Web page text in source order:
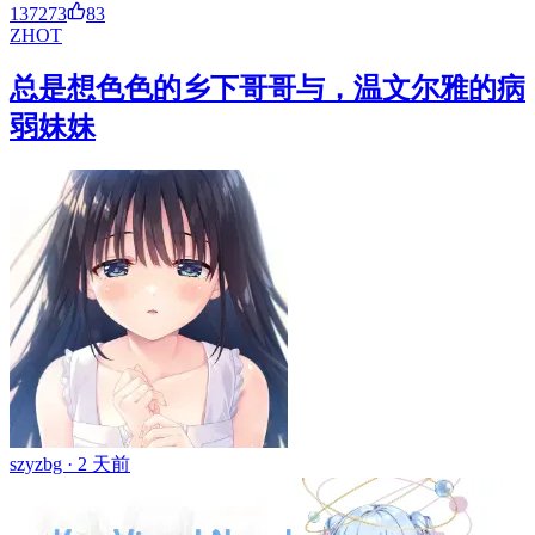
137273
83
ZHOT
总是想色色的乡下哥哥与，温文尔雅的病
弱妹妹
szyzbg · 2 天前